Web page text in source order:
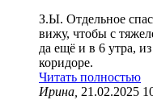
З.Ы. Отдельное
вижу, чтобы с
да ещё и в 6 утра,
коридоре.
Читать полностью
Ирина, 21.02.2025